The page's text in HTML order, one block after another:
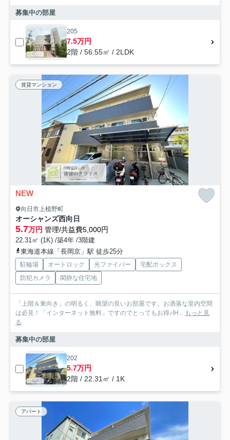
募集中の部屋
205
7.5万円
2階 / 56.55㎡ / 2LDK
賃貸マンション
NEW
向日市上植野町
オーシャンズ西向日
5.7万円 管理/共益費5,000円
22.31㎡ (1K) /築4年 /3階建
東海道本線「長岡京」駅 徒歩25分
駐輪場 オートロック 光ファイバー
宅配ボックス
防犯カメラ
閑静な住宅地
「上階＆東向き」の明るく、眺望の良いお部屋です。お洒落な室内空間
は必見！「インターネット無料」ですのでとってもお得♪IH... もっと見
る
募集中の部屋
202
5.7万円
2階 / 22.31㎡ / 1K
アパート